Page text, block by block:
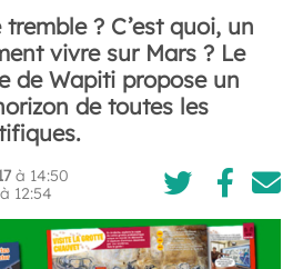
? C’est quoi, un
vivre sur Mars ? Le
de Wapiti propose un
de toutes les
à 14:50
12:54